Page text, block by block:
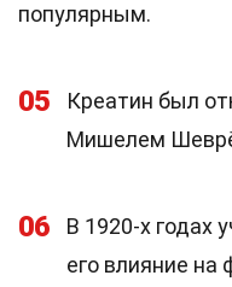
популярным.
05
Креатин был
Мишелем
06
В 1920-х годах
его влияние на